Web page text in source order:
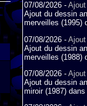
07/08/2026 -
Ajout du dessin
merveilles (1995)
07/08/2026 -
Ajout du dessin
merveilles (1988)
07/08/2026 -
Ajout du dessin
miroir (1987) dans